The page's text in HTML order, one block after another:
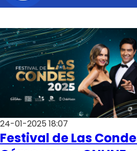
24-01-2025 18:07
Festival de Las